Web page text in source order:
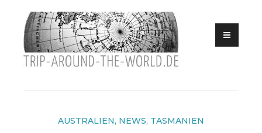
content
around
die südliche
Hemisphäre
AUSTRALIEN, NEWS, TASMANIEN